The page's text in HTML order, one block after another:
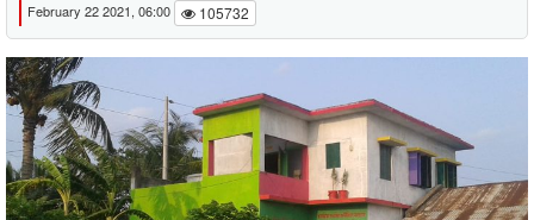
February 22 2021, 06:00 105732